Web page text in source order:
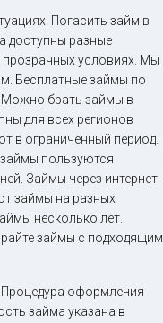
Погасить займ в
доступны разные
условиях. Мы
Бесплатные займы по
Можно брать займы в
для всех регионов
в ограниченный период.
пользуются
Займы через интернет
займы на разных
несколько лет.
займы с подходящим
оформления
займа указана в